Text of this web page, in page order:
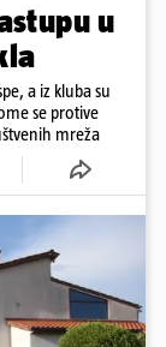
u
a iz kluba su
se protive
mreža